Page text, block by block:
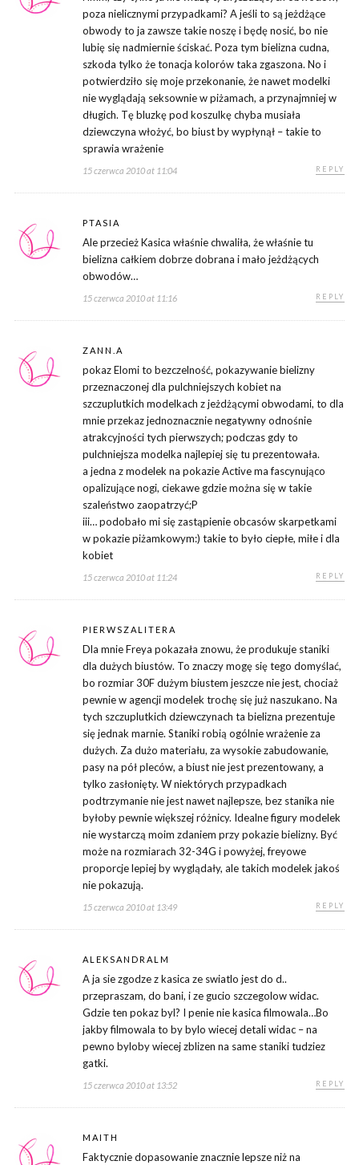
poza nielicznymi przypadkami? A jeśli to są jeżdżące
obwody to ja zawsze takie noszę i będę nosić, bo nie
lubię się nadmiernie ściskać. Poza tym bielizna cudna,
szkoda tylko że tonacja kolorów taka zgaszona. No i
potwierdziło się moje przekonanie, że nawet modelki
nie wyglądają seksownie w piżamach, a przynajmniej w
długich. Tę bluzkę pod koszulkę chyba musiała
dziewczyna włożyć, bo biust by wypłynął – takie to
sprawia wrażenie
15 czerwca 2010 at 11:04 REPLY
PTASIA
Ale przecież Kasica właśnie chwaliła, że właśnie tu
bielizna całkiem dobrze dobrana i mało jeżdżących
obwodów…
15 czerwca 2010 at 11:16 REPLY
ZANN.A
pokaz Elomi to bezczelność, pokazywanie bielizny
przeznaczonej dla pulchniejszych kobiet na
szczuplutkich modelkach z jeżdżącymi obwodami, to dla
mnie przekaz jednoznacznie negatywny odnośnie
atrakcyjności tych pierwszych; podczas gdy to
pulchniejsza modelka najlepiej się tu prezentowała.
a jedna z modelek na pokazie Active ma fascynująco
opalizujące nogi, ciekawe gdzie można się w takie
szaleństwo zaopatrzyć;P
iii… podobało mi się zastąpienie obcasów skarpetkami
w pokazie piżamkowym:) takie to było ciepłe, miłe i dla
kobiet
15 czerwca 2010 at 11:24 REPLY
PIERWSZALITERA
Dla mnie Freya pokazała znowu, że produkuje staniki
dla dużych biustów. To znaczy mogę się tego domyślać,
bo rozmiar 30F dużym biustem jeszcze nie jest, chociaż
pewnie w agencji modelek trochę się już naszukano. Na
tych szczuplutkich dziewczynach ta bielizna prezentuje
się jednak marnie. Staniki robią ogólnie wrażenie za
dużych. Za dużo materiału, za wysokie zabudowanie,
pasy na pół pleców, a biust nie jest prezentowany, a
tylko zasłonięty. W niektórych przypadkach
podtrzymanie nie jest nawet najlepsze, bez stanika nie
byłoby pewnie większej różnicy. Idealne figury modelek
nie wystarczą moim zdaniem przy pokazie bielizny. Być
może na rozmiarach 32-34G i powyżej, freyowe
proporcje lepiej by wyglądały, ale takich modelek jakoś
nie pokazują.
15 czerwca 2010 at 13:49 REPLY
ALEKSANDRALM
A ja sie zgodze z kasica ze swiatlo jest do d..
przepraszam, do bani, i ze gucio szczegolow widac.
Gdzie ten pokaz byl? I penie nie kasica filmowala…Bo
jakby filmowala to by bylo wiecej detali widac – na
pewno byloby wiecej zblizen na same staniki tudziez
gatki.
15 czerwca 2010 at 13:52 REPLY
MAITH
Faktycznie dopasowanie znacznie lepsze niż na